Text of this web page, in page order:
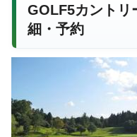
GOLF5カントリ
細・予約